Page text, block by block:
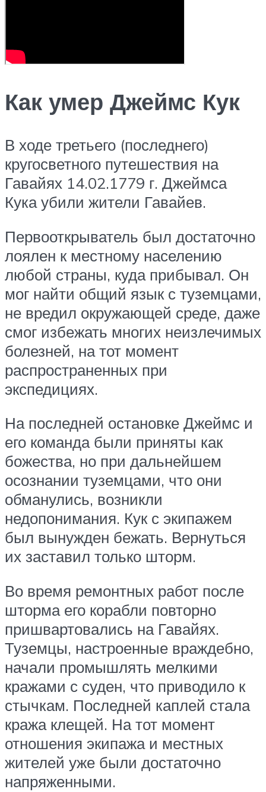
Как умер Джеймс Кук
В ходе третьего (последнего)
кругосветного путешествия на
Гавайях 14.02.1779 г. Джеймса
Кука убили жители Гавайев.
Первооткрыватель был достаточно
лоялен к местному населению
любой страны, куда прибывал. Он
мог найти общий язык с туземцами,
не вредил окружающей среде, даже
смог избежать многих неизлечимых
болезней, на тот момент
распространенных при
экспедициях.
На последней остановке Джеймс и
его команда были приняты как
божества, но при дальнейшем
осознании туземцами, что они
обманулись, возникли
недопонимания. Кук с экипажем
был вынужден бежать. Вернуться
их заставил только шторм.
Во время ремонтных работ после
шторма его корабли повторно
пришвартовались на Гавайях.
Туземцы, настроенные враждебно,
начали промышлять мелкими
кражами с суден, что приводило к
стычкам. Последней каплей стала
кража клещей. На тот момент
отношения экипажа и местных
жителей уже были достаточно
напряженными.